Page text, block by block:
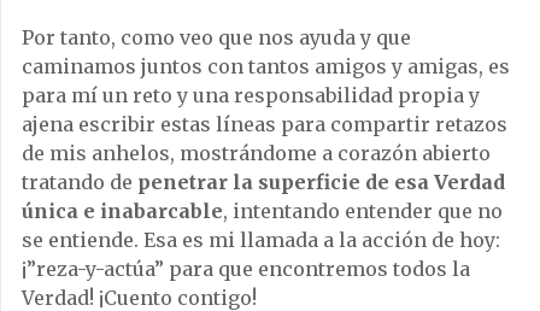
Por tanto, como veo que nos ayuda y que
caminamos juntos con tantos amigos y amigas, es
para mí un reto y una responsabilidad propia y
ajena escribir estas líneas para compartir retazos
de mis anhelos, mostrándome a corazón abierto
tratando de penetrar la superficie de esa Verdad
única e inabarcable, intentando entender que no
se entiende. Esa es mi llamada a la acción de hoy:
¡”reza-y-actúa” para que encontremos todos la
Verdad! ¡Cuento contigo!